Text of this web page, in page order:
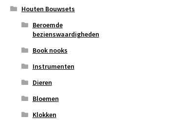
Houten Bouwsets
Beroemde
bezienswaardigheden
Book nooks
Instrumenten
Dieren
Bloemen
Klokken